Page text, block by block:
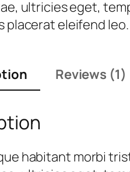
ultricies eget,
placerat eleifend leo.
Reviews (1)
habitant morbi